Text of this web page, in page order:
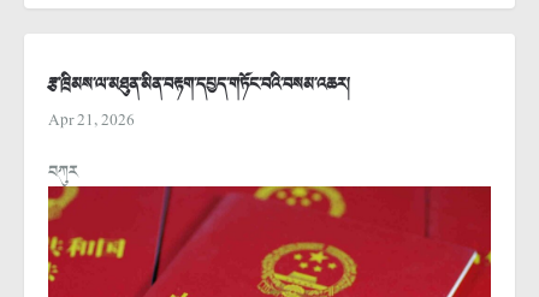
རྩ་ཁྲིམས་ལ་མཐུན་མིན་བརྟག་དཔྱད་གཏོང་བའི་བསམ་འཆར།
Apr 21, 2026
བཀུར